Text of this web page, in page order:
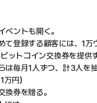
ベントも開く。
て登録する顧客には、1万
ットコイン交換券を提供
は毎月1人ずつ、計3人を抽
円）
換券を贈る。